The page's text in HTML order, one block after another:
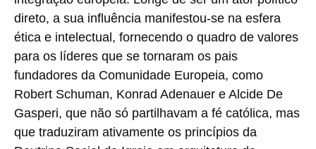
direto, a sua influência manifestou-se na esfera
ética e intelectual, fornecendo o quadro de valores
para os líderes que se tornaram os pais
fundadores da Comunidade Europeia, como
Robert Schuman, Konrad Adenauer e Alcide De
Gasperi, que não só partilhavam a fé católica, mas
que traduziram ativamente os princípios da